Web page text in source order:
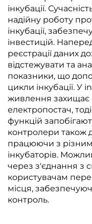
інкубації.
надійну роботу
інкубації,
інвестицій.
реєстрації даних
відстежувати та
показники, що
цикли інкубації. У
живлення захищає
електропостач,
функцій
контролери також
працюючи з
інкубаторів.
через з'єднання з
користувачам
місця,
контроль.